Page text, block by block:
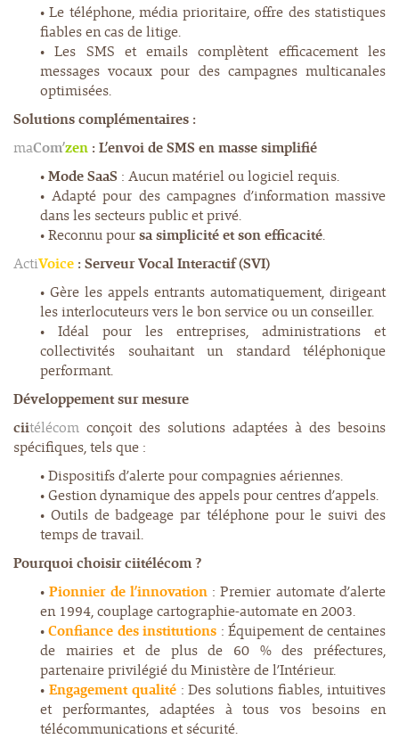
• Le téléphone, média prioritaire, offre des statistiques
fiables en cas de litige.
• Les SMS et emails complètent efficacement les
messages vocaux pour des campagnes multicanales
optimisées.
Solutions complémentaires :
maCom’zen : L’envoi de SMS en masse simplifié
•Mode SaaS : Aucun matériel ou logiciel requis.
• Adapté pour des campagnes d’information massive
dans les secteurs public et privé.
• Reconnu poursa simplicité et son efficacité.
ActiVoice : Serveur Vocal Interactif (SVI)
• Gère les appels entrants automatiquement, dirigeant
les interlocuteurs vers le bon service ou un conseiller.
• Idéal pour les entreprises, administrations et
collectivités souhaitant un standard téléphonique
performant.
Développement sur mesure
ciitélécom conçoit des solutions adaptées à des besoins
spécifiques, tels que :
• Dispositifs d’alerte pour compagnies aériennes.
• Gestion dynamique des appels pour centres d’appels.
• Outils de badgeage par téléphone pour le suivi des
temps de travail.
Pourquoi choisir ciitélécom ?
• Pionnier de l’innovation: Premier automate d’alerte
en 1994, couplage cartographie-automate en 2003.
•Confiance des institutions : Équipement de centaines
de mairies et de plus de 60 % des préfectures,
partenaire privilégié du Ministère de l’Intérieur.
• Engagement qualité : Des solutions fiables, intuitives
et performantes, adaptées à tous vos besoins en
télécommunications et sécurité.